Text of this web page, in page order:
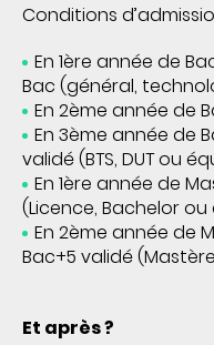
Conditions
En 1ère année de
Bac (général,
En 2ème année de
En 3ème année de
validé (BTS, DUT ou
En 1ère année de
(Licence, Bachelor
En 2ème année de
Bac+5 validé
Et après ?